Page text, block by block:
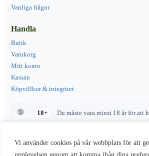
Vi använder cookies på vår webbplats för att
upplevelsen genom att komma ihåg dina
Vanliga frågor
Handla
Butik
Varukorg
Mitt konto
Kassan
Köpvillkor & integritet
18+ Du måste vara minst 18 år för att